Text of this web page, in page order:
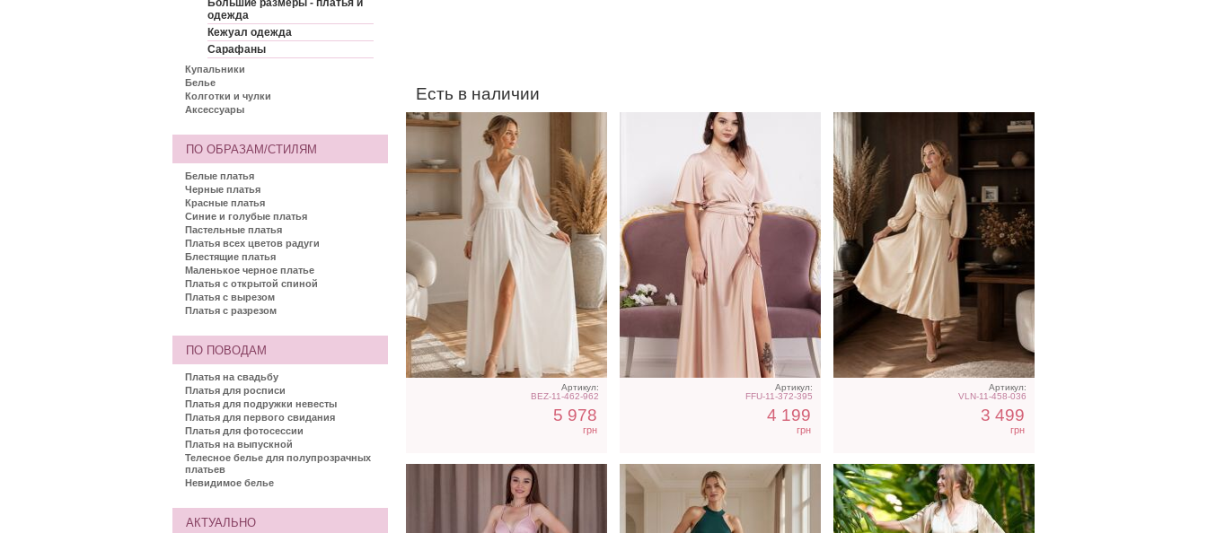
Есть в наличии
Артикул:
BEZ-11-462-962
5 978
грн
Артикул:
FFU-11-372-395
4 199
грн
Артикул:
VLN-11-458-036
3 499
грн
Вечернее платье макси с
разрезом по ножке
пудрового цвета
Облегающее вечернее
платье зеленого цвета с
открытой спиной
Светлое вечернее
шелковое платье на
короткий рукав
Большие размеры - платья и
одежда
Кежуал одежда
Сарафаны
Купальники
Белье
Колготки и чулки
Аксессуары
ПО ОБРАЗАМ/СТИЛЯМ
Белые платья
Черные платья
Красные платья
Синие и голубые платья
Пастельные платья
Платья всех цветов радуги
Блестящие платья
Маленькое черное платье
Платья с открытой спиной
Платья с вырезом
Платья с разрезом
ПО ПОВОДАМ
Платья на свадьбу
Платья для росписи
Платья для подружки невесты
Платья для первого свидания
Платья для фотосессии
Платья на выпускной
Телесное белье для полупрозрачных
платьев
Невидимое белье
АКТУАЛЬНО